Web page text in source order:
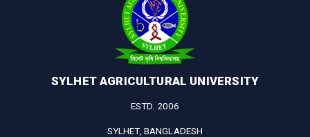
SYLHET AGRICULTURAL UNIVERSITY
ESTD. 2006
SYLHET, BANGLADESH